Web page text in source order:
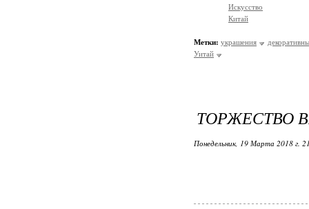
Искусство
Китай
Метки: украшения
Уитай
ТОРЖЕСТВО
Понедельник, 19 Марта 2018 г.